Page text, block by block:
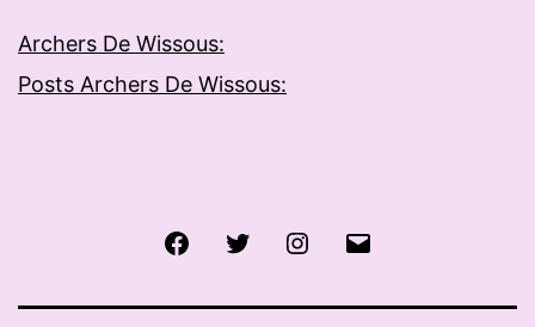
Archers De Wissous:
Posts Archers De Wissous:
FacebookTwitter Instagram